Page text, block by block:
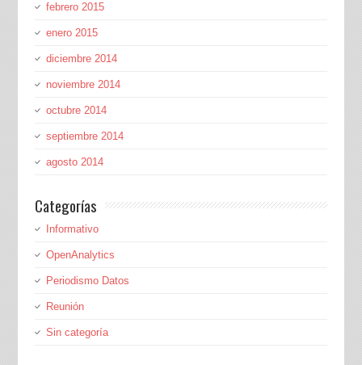
febrero 2015
enero 2015
diciembre 2014
noviembre 2014
octubre 2014
septiembre 2014
agosto 2014
Categorías
Informativo
OpenAnalytics
Periodismo Datos
Reunión
Sin categoría